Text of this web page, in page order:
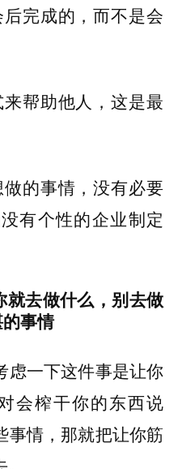
完成的，而不是会
帮助他人，这是最
的事情，没有必要
有个性的企业制定
就去做什么，别去做
事情
虑一下这件事是让你
会榨干你的东西说
事情，那就把让你筋